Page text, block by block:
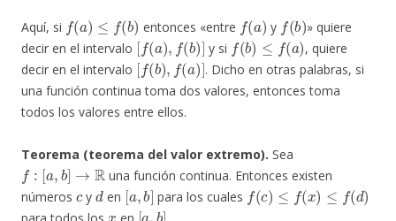
Aquí, si
(a ≤ )
entonces «entre
(a
y
f( b )
» quiere
decir en el intervalo
[f(a),f(b)]
y si
f(b)≤f (a)
, quiere
decir en el intervalo
[f(b),f (a)]
. Dicho en otras palabras, si
una función continua toma dos valores, entonces toma
todos los valores entre ellos.
Teorema (teorema del valor extremo). Sea
f:[a,b]→R
una función continua. Entonces existen
números
y
d
en
[ a,b]
para los cuales
f(c)≤f(x)≤f(d)
x [a, b]